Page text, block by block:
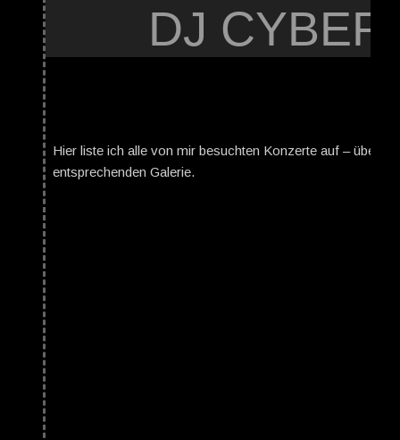
DJ
Hier liste ich alle von mir besuchten Konzerte auf – über
entsprechenden Galerie.